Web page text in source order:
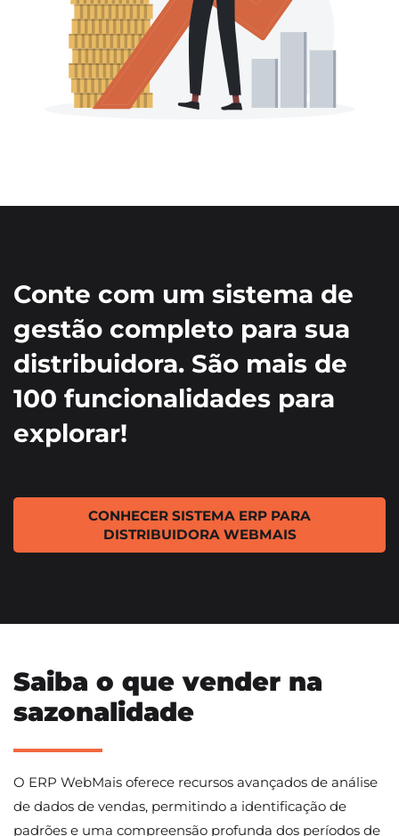
Conte com um sistema de
gestão completo para sua
distribuidora. São mais de
100 funcionalidades para
explorar!
CONHECER SISTEMA ERP PARA
DISTRIBUIDORA WEBMAIS
Saiba o que vender na
sazonalidade
O ERP WebMais oferece recursos avançados de análise
de dados de vendas, permitindo a identificação de
padrões e uma compreensão profunda dos períodos de